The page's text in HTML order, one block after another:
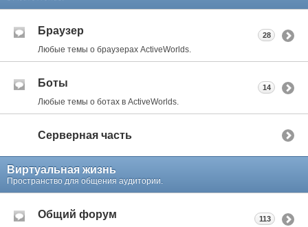
Браузер
Любые темы о браузерах ActiveWorlds.
28
Боты
Любые темы о ботах в ActiveWorlds.
14
Серверная часть
Виртуальная жизнь
Пространство для общения аудитории.
Общий форум 113